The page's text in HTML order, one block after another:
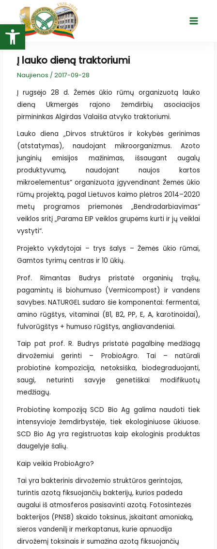
Open toolbar
turinio
Main
Į lauko dieną traktoriumi
Naujienos / 2017-09-28
Į rugsėjo 28 d. Žemės ūkio rūmų organizuotą lauko
dieną Ukmergės rajono žemdirbių asociacijos
pirmininkas Algirdas Valaiša atvyko traktoriumi.
Lauko diena „Dirvos struktūros ir kokybės gerinimas
(atstatymas), naudojant mikroorganizmus. Azoto
junginių emisijos mažinimas, išsaugant augalų
produktyvumą, naudojant naujos kartos
mikroelementus“ organizuota įgyvendinant Žemės ūkio
rūmų projektą, pagal Lietuvos kaimo plėtros 2014–2020
metų programos priemonės „Bendradarbiavimas“
veiklos sritį „Parama EIP veiklos grupėms kurti ir jų veiklai
vystyti“.
Projekto vykdytojai – trys šalys – Žemės ūkio rūmai,
Gamtos tyrimų centras ir 10 ūkių.
Prof. Rimantas Budrys pristatė organinių trąšų,
pagamintų iš biohumuso (Vermicompost) ir vandens
savybes. NATURGEL sudaro šie komponentai: fermentai,
amino rūgštys, vitaminai (B1, B2, PP, E, A, karotinoidai),
fulvorūgštys + humuso rūgštys, angliavandeniai.
Taip pat prof. R. Budrys pristatė pagalbinę medžiagą
dirvožemiui gerinti – ProbioAgro. Tai – natūrali
probiotinė kompozicija, netoksiška, biodegraduojanti,
saugi, neturinti savyje genetiškai modifikuotų
medžiagų.
Probiotinę kompoziją SCD Bio Ag galima naudoti tiek
intensyvioje žemdirbystėje, tiek ekologiniuose ūkiuose.
SCD Bio Ag yra registruotas kaip ekologinis produktas
daugelyje šalių.
Kaip veikia ProbioAgro?
Tai yra bakterinis dirvožemio struktūros gerintojas,
turintis azotą fiksuojančių bakterijų, kurios padeda
augalui iš atmosferos pasisavinti azotą. Fotosintezės
bakterijos (PNSB) skaido toksinus, įskaitant amoniaką,
sieros vandenilį ir merkaptanus, kurie apnuodija
dirvožemį toksinais ir sumažina azotą fiksuojančių